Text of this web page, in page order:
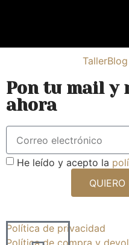
Política de privacidad
TallerBlog
Pon tu mail y
ahora
He leído y acepto la
QUIERO